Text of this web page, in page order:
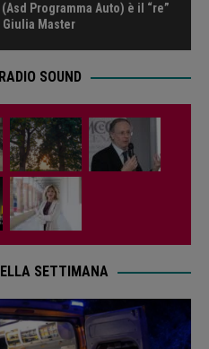
Programma Auto) è il “re”
Master
SOUND
SETTIMANA